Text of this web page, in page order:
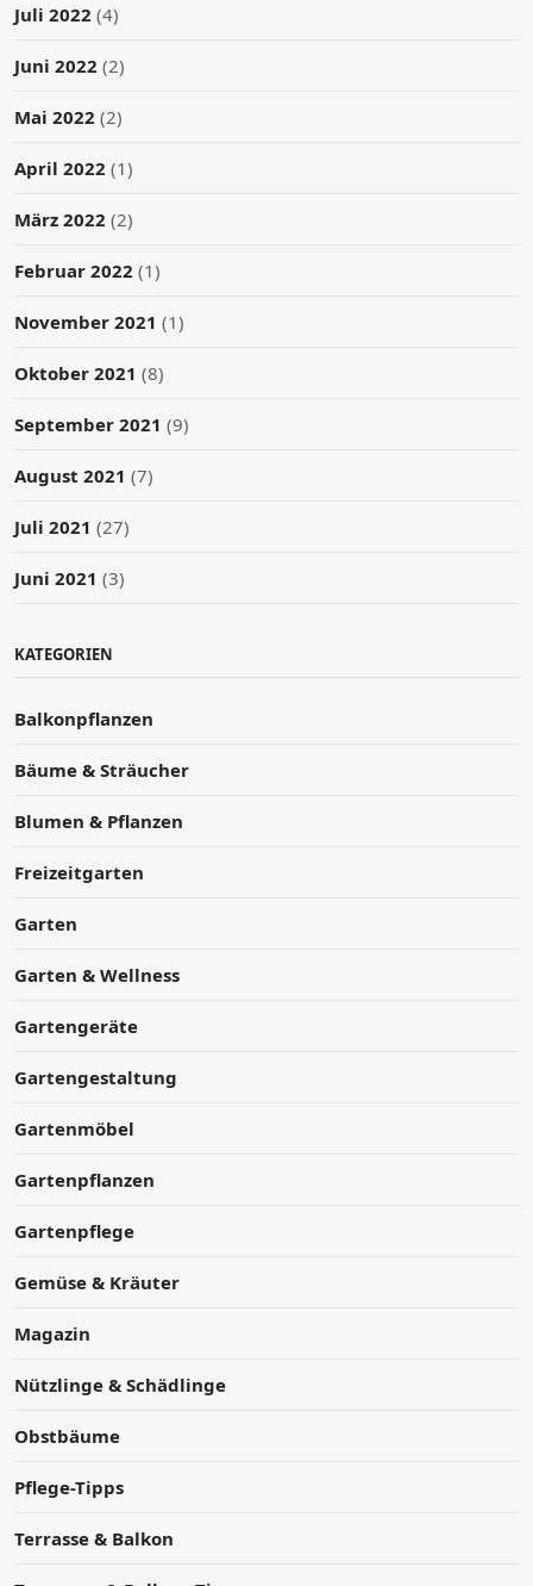
Juli 2022 (4)
Juni 2022 (2)
Mai 2022 (2)
April 2022 (1)
März 2022 (2)
Februar 2022 (1)
November 2021 (1)
Oktober 2021 (8)
September 2021 (9)
August 2021 (7)
Juli 2021 (27)
Juni 2021 (3)
KATEGORIEN
Balkonpflanzen
Bäume & Sträucher
Blumen & Pflanzen
Freizeitgarten
Garten
Garten & Wellness
Gartengeräte
Gartengestaltung
Gartenmöbel
Gartenpflanzen
Gartenpflege
Gemüse & Kräuter
Magazin
Nützlinge & Schädlinge
Obstbäume
Pflege-Tipps
Terrasse & Balkon